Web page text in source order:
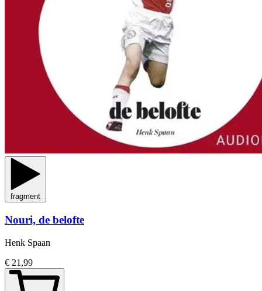
fragment
Nouri, de belofte
Henk Spaan
€ 21,99